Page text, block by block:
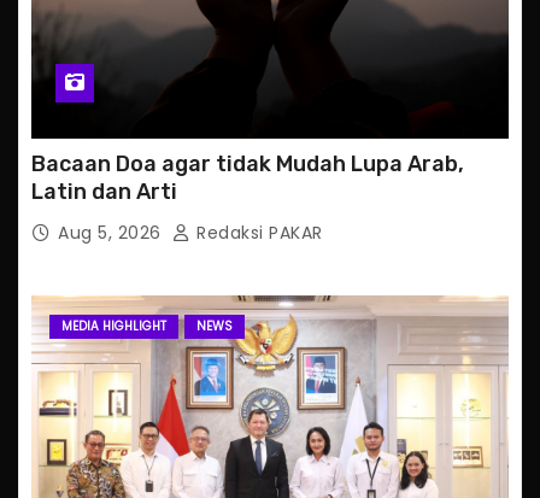
Bacaan Doa agar tidak Mudah Lupa Arab,
Latin dan Arti
Aug 5, 2026 Redaksi PAKAR
MEDIA HIGHLIGHT NEWS